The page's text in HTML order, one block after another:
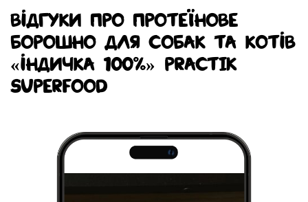
ВІДГУКИ ПРО ПРОТЕЇНОВЕ
БОРОШНО ДЛЯ СОБАК ТА КОТІВ
«ІНДИЧКА 100%» PRACTIK
SUPERFOOD